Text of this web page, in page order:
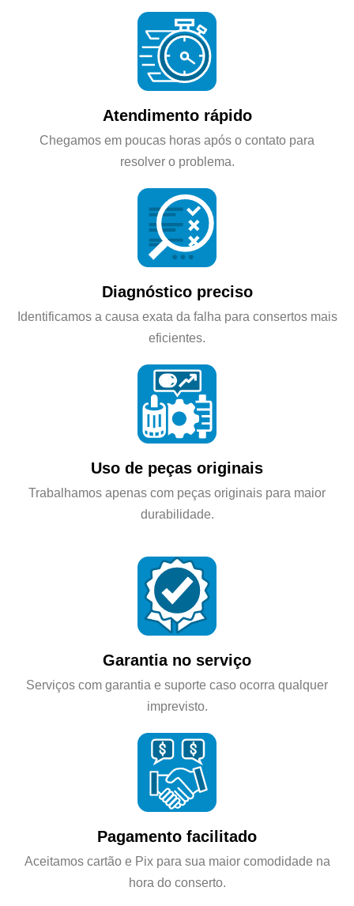
Atendimento rápido
Chegamos em poucas horas após o contato para
resolver o problema.
Diagnóstico preciso
Identificamos a causa exata da falha para consertos mais
eficientes.
Uso de peças originais
Trabalhamos apenas com peças originais para maior
durabilidade.
Garantia no serviço
Serviços com garantia e suporte caso ocorra qualquer
imprevisto.
Pagamento facilitado
Aceitamos cartão e Pix para sua maior comodidade na
hora do conserto.